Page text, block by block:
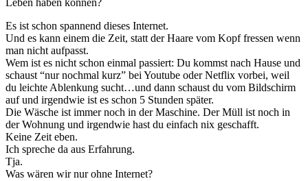
Leben haben können?
Es ist schon spannend dieses Internet.
Und es kann einem die Zeit, statt der Haare vom Kopf fressen wenn
man nicht aufpasst.
Wem ist es nicht schon einmal passiert: Du kommst nach Hause und
schaust “nur nochmal kurz” bei Youtube oder Netflix vorbei, weil
du leichte Ablenkung sucht…und dann schaust du vom Bildschirm
auf und irgendwie ist es schon 5 Stunden später.
Die Wäsche ist immer noch in der Maschine. Der Müll ist noch in
der Wohnung und irgendwie hast du einfach nix geschafft.
Keine Zeit eben.
Ich spreche da aus Erfahrung.
Tja.
Was wären wir nur ohne Internet?